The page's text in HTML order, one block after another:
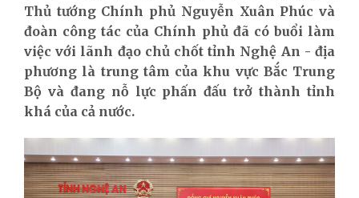
Thủ tướng Chính phủ Nguyễn Xuân Phúc và
đoàn công tác của Chính phủ đã có buổi làm
việc với lãnh đạo chủ chốt tỉnh Nghệ An - địa
phương là trung tâm của khu vực Bắc Trung
Bộ và đang nỗ lực phấn đấu trở thành tỉnh
khá của cả nước.